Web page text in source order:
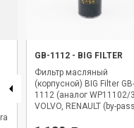
GB-1112 - BIG FILTER
Фильтр масляный
(корпусной) BIG Filter GB-
1112 (аналог WP11102/
VOLVO, RENAULT (by-